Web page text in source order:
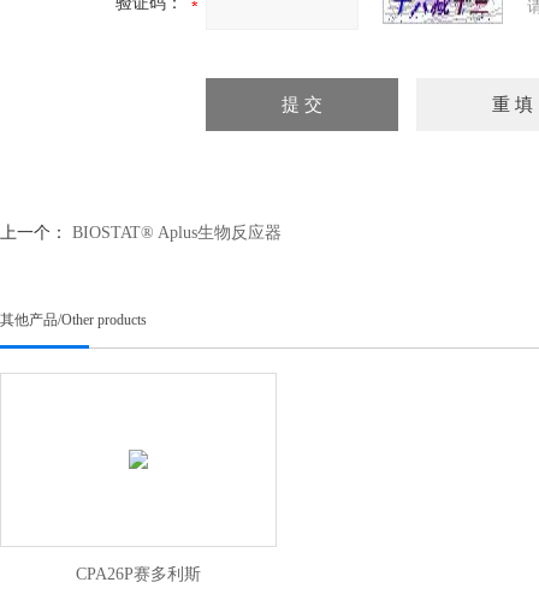
上一个： BIOSTAT® Aplus生物反应器
其他产品/Other products
CPA26P赛多利斯